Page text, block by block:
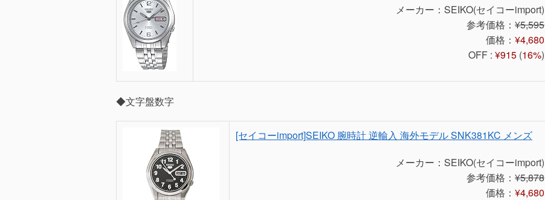
メーカー：SEIKO(セイコーimport)
参考価格： ¥5,595
価格： ¥4,680
OFF : ¥915 (16%)
◆文字盤数字
[セイコーimport]SEIKO 腕時計 逆輸入 海外モデル SNK381KC メンズ
メーカー：SEIKO(セイコーimport)
参考価格： ¥5,878
価格： ¥4,680